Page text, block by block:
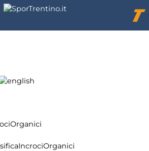
Organici
IncrociOrganici